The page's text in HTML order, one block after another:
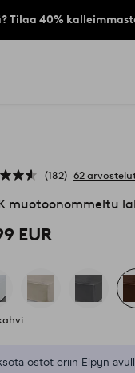
Tilaa 40%
182 62
muotoonommeltu
EUR
ostot eriin Elpyn